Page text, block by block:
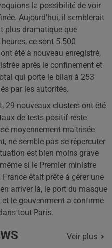
la possibilité de voir
Aujourd'hui, il semblerait
plus dramatique que
ce sont 5.500
été à nouveau enregistré,
après le confinement et
qui porte le bilan à 253
par les autorités.
29 nouveaux clusters ont été
de tests positif reste
moyennement maîtrisée
ne semble pas se répercuter
est bien moins grave
si le Premier ministre
était prête à gérer une
arriver là, le port du masque
le gouvenrment a confirmé
tout Paris.
Voir plus